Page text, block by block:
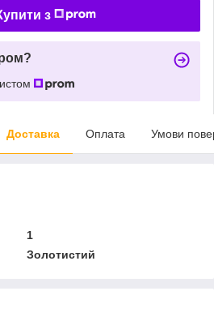
з
Доставка Оплата Умови
1
Золотистий